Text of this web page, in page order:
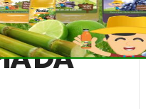
EM
DA